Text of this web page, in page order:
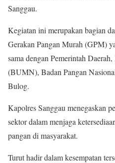
Sanggau.
Kegiatan ini merupakan bagian
Gerakan Pangan Murah (GPM)
sama dengan Pemerintah
(BUMN), Badan Pangan
Bulog.
Kapolres Sanggau menegaskan
sektor dalam menjaga
pangan di masyarakat.
Turut hadir dalam kesempatan